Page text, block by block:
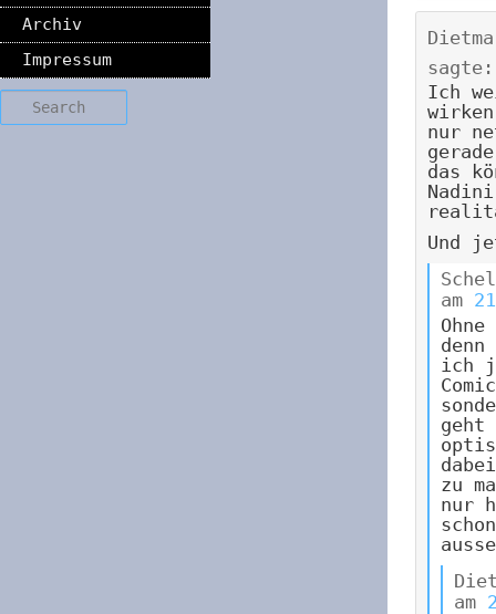
Archiv
Impressum
Search
sagte:
Ich
nur
das
Und
am
ich
geht
zu
nur
am